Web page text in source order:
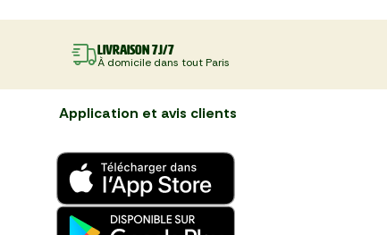
Livraison 7J/7
À domicile dans tout Paris
Application et avis clients